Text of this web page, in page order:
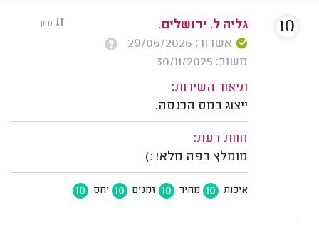
מיון
גליה ל. ירושלים.
אשרור: 29/06/2026
משוב: 30/11/2025
תיאור השירות:
ייצוג במס הכנסה.
חוות דעת:
מומלץ בפה מלא! :)
איכות 10 מחיר 10 זמנים 10 יחס 10
10